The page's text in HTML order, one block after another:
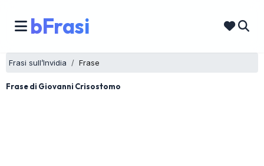
bFrasi
Frasi sull’Invidia Frase
Frase di Giovanni Crisostomo